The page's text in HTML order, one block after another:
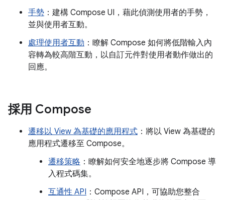
手勢 ：建構 Compose UI，藉此偵測使用者的手勢，
並與使用者互動。
處理使用者互動 ：瞭解 Compose 如何將低階輸入內
容轉為較高階互動，以自訂元件對使用者動作做出的
回應。
採用 Compose
遷移以 View 為基礎的應用程式 ：將以 View 為基礎的
應用程式遷移至 Compose。
遷移策略 ：瞭解如何安全地逐步將 Compose 導
入程式碼集。
互通性 API ：Compose API，可協助您整合